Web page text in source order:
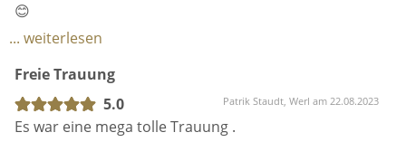
😊
19.08. zu unserem schönsten Tag wurde.❤️
Alle Gäste kennen nun unsere persönliche
Geschichte und unseren Werdegang zum Ehepaar.
... weiterlesen
Freie Trauung
5.0
Patrik Staudt, Werl am 22.08.2023
Es war eine mega tolle Trauung .